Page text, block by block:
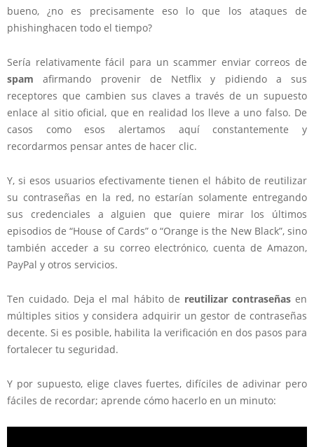
bueno, ¿no es precisamente eso lo que los ataques de
phishinghacen todo el tiempo?
Sería relativamente fácil para un scammer enviar correos de
spam afirmando provenir de Netflix y pidiendo a sus
receptores que cambien sus claves a través de un supuesto
enlace al sitio oficial, que en realidad los lleve a uno falso. De
casos como esos alertamos aquí constantemente y
recordarmos pensar antes de hacer clic.
Y, si esos usuarios efectivamente tienen el hábito de reutilizar
su contraseñas en la red, no estarían solamente entregando
sus credenciales a alguien que quiere mirar los últimos
episodios de “House of Cards” o “Orange is the New Black”, sino
también acceder a su correo electrónico, cuenta de Amazon,
PayPal y otros servicios.
Ten cuidado. Deja el mal hábito de reutilizar contraseñasen
múltiples sitios y considera adquirir un gestor de contraseñas
decente. Si es posible, habilita la verificación en dos pasos para
fortalecer tu seguridad.
Y por supuesto, elige claves fuertes, difíciles de adivinar pero
fáciles de recordar; aprende cómo hacerlo en un minuto: